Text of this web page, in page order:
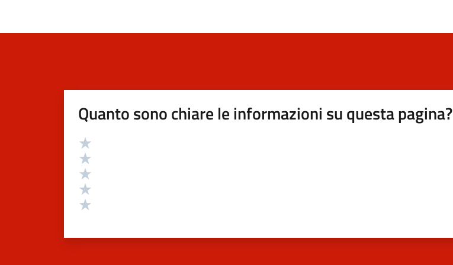
Quanto sono chiare le informazioni su questa pagina?
Valutazione